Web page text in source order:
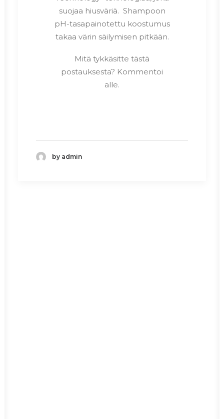
suojaa hiusväriä. Shampoon
pH-tasapainotettu koostumus
takaa värin säilymisen pitkään.
Mitä tykkäsitte tästä
postauksesta? Kommentoi
alle.
by admin